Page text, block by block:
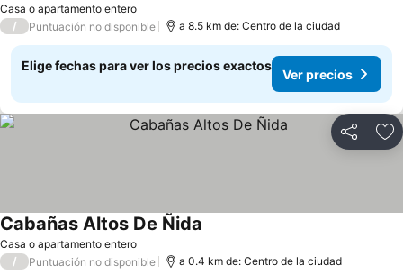
Casa o apartamento entero
/ Puntuación no disponible a 8.5 km de: Centro de la ciudad
Elige fechas para ver los precios exactos
Ver precios
Compartir
Casa o apartamento entero
Cabañas Altos De Ñida
/ Puntuación no disponible a 0.4 km de: Centro de la ciudad